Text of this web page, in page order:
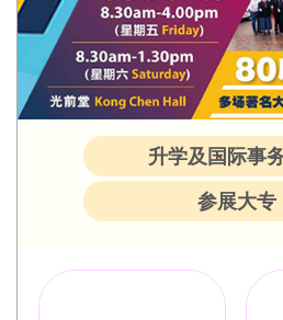
升学及国际事
参展大专